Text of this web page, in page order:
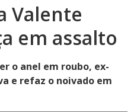
Valente
em assalto
o anel em roubo, ex-
e refaz o noivado em